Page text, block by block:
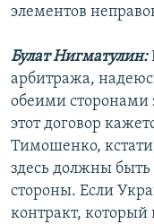
элементов
Булат Нигматулин:
арбитража,
обеими сторонами
этот договор
Тимошенко,
здесь должны
стороны. Если
контракт, который